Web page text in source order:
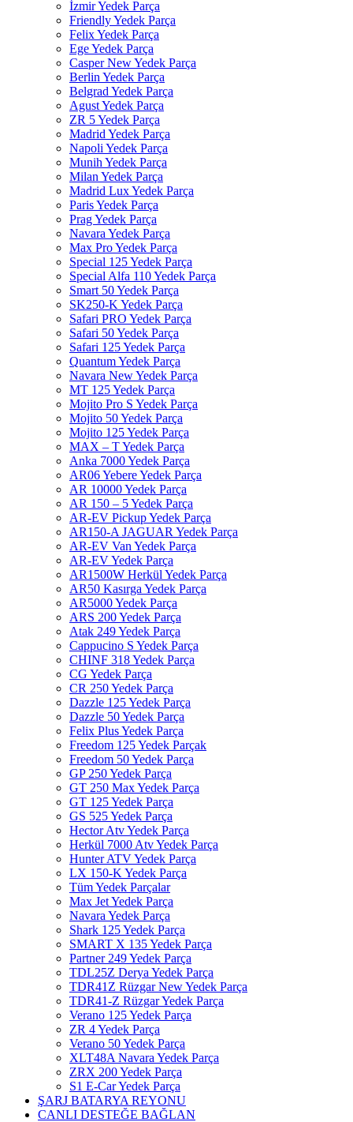
İzmir Yedek Parça
Friendly Yedek Parça
Felix Yedek Parça
Ege Yedek Parça
Casper New Yedek Parça
Berlin Yedek Parça
Belgrad Yedek Parça
Agust Yedek Parça
ZR 5 Yedek Parça
Madrid Yedek Parça
Napoli Yedek Parça
Munih Yedek Parça
Milan Yedek Parça
Madrid Lux Yedek Parça
Paris Yedek Parça
Prag Yedek Parça
Navara Yedek Parça
Max Pro Yedek Parça
Special 125 Yedek Parça
Special Alfa 110 Yedek Parça
Smart 50 Yedek Parça
SK250-K Yedek Parça
Safari PRO Yedek Parça
Safari 50 Yedek Parça
Safari 125 Yedek Parça
Quantum Yedek Parça
Navara New Yedek Parça
MT 125 Yedek Parça
Mojito Pro S Yedek Parça
Mojito 50 Yedek Parça
Mojito 125 Yedek Parça
MAX – T Yedek Parça
Anka 7000 Yedek Parça
AR06 Yebere Yedek Parça
AR 10000 Yedek Parça
AR 150 – 5 Yedek Parça
AR-EV Pickup Yedek Parça
AR150-A JAGUAR Yedek Parça
AR-EV Van Yedek Parça
AR-EV Yedek Parça
AR1500W Herkül Yedek Parça
AR50 Kasırga Yedek Parça
AR5000 Yedek Parça
ARS 200 Yedek Parça
Atak 249 Yedek Parça
Cappucino S Yedek Parça
CHINF 318 Yedek Parça
CG Yedek Parça
CR 250 Yedek Parça
Dazzle 125 Yedek Parça
Dazzle 50 Yedek Parça
Felix Plus Yedek Parça
Freedom 125 Yedek Parçak
Freedom 50 Yedek Parça
GP 250 Yedek Parça
GT 250 Max Yedek Parça
GT 125 Yedek Parça
GS 525 Yedek Parça
Hector Atv Yedek Parça
Herkül 7000 Atv Yedek Parça
Hunter ATV Yedek Parça
LX 150-K Yedek Parça
Tüm Yedek Parçalar
Max Jet Yedek Parça
Navara Yedek Parça
Shark 125 Yedek Parça
SMART X 135 Yedek Parça
Partner 249 Yedek Parça
TDL25Z Derya Yedek Parça
TDR41Z Rüzgar New Yedek Parça
TDR41-Z Rüzgar Yedek Parça
Verano 125 Yedek Parça
ZR 4 Yedek Parça
Verano 50 Yedek Parça
XLT48A Navara Yedek Parça
ZRX 200 Yedek Parça
S1 E-Car Yedek Parça
ŞARJ BATARYA REYONU
CANLI DESTEĞE BAĞLAN